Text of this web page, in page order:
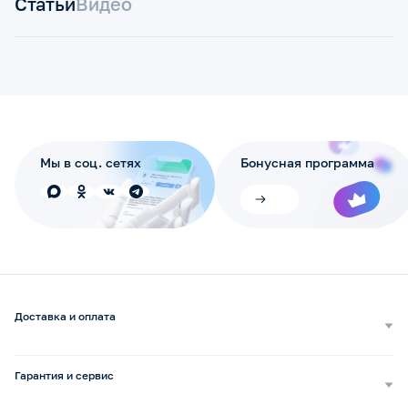
Мы в соц. сетях Бонусная программа
Доставка и оплата
Гарантия и сервис